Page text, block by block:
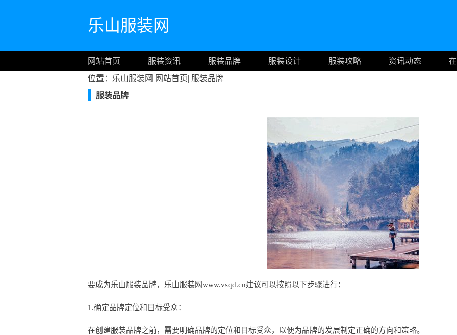
乐山服装网
网站首页 服装资讯 服装品牌 服装设计 服装攻略 资讯动态
位置：乐山服装网 网站首页| 服装品牌
服装品牌
要成为乐山服装品牌，乐山服装网www.vsqd.cn建议可以按照以下步骤进行：
1.确定品牌定位和目标受众：
在创建服装品牌之前，需要明确品牌的定位和目标受众，以便为品牌的发展制定正确的方向和策略。